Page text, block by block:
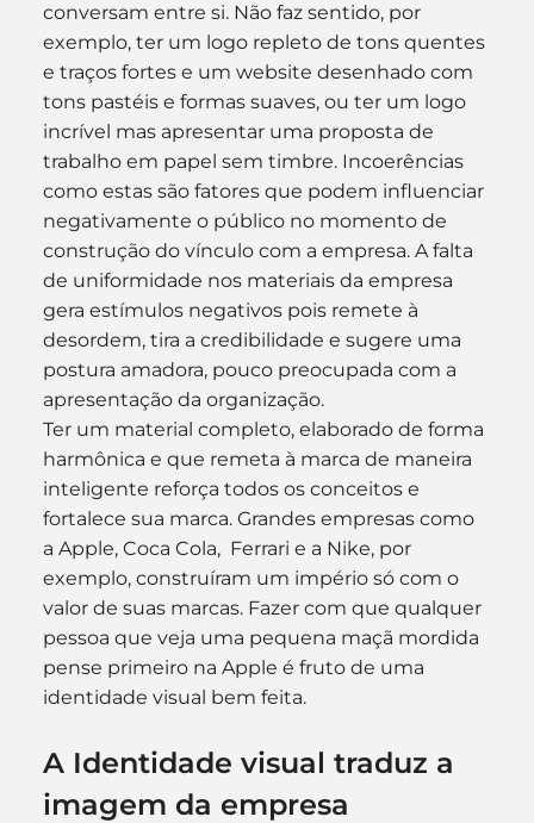
conversam entre si. Não faz sentido, por
exemplo, ter um logo repleto de tons quentes
e traços fortes e um website desenhado com
tons pastéis e formas suaves, ou ter um logo
incrível mas apresentar uma proposta de
trabalho em papel sem timbre. Incoerências
como estas são fatores que podem influenciar
negativamente o público no momento de
construção do vínculo com a empresa. A falta
de uniformidade nos materiais da empresa
gera estímulos negativos pois remete à
desordem, tira a credibilidade e sugere uma
postura amadora, pouco preocupada com a
apresentação da organização.
Ter um material completo, elaborado de forma
harmônica e que remeta à marca de maneira
inteligente reforça todos os conceitos e
fortalece sua marca. Grandes empresas como
a Apple, Coca Cola,  Ferrari e a Nike, por
exemplo, construíram um império só com o
valor de suas marcas. Fazer com que qualquer
pessoa que veja uma pequena maçã mordida
pense primeiro na Apple é fruto de uma
identidade visual bem feita.
A Identidade visual traduz a
imagem da empresa